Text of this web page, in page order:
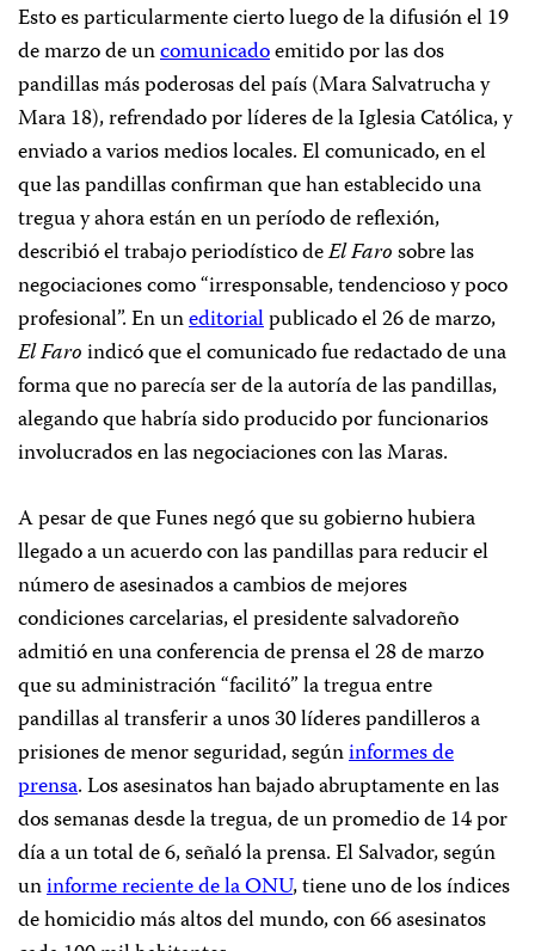
Esto es particularmente cierto luego de la difusión el 19
de marzo de uncomunicadoemitido por las dos
pandillas más poderosas del país (Mara Salvatrucha y
Mara 18), refrendado por líderes de la Iglesia Católica, y
enviado a varios medios locales. El comunicado, en el
que las pandillas confirman que han establecido una
tregua y ahora están en un período de reflexión,
describió el trabajo periodístico deEl Farosobre las
negociaciones como “irresponsable, tendencioso y poco
profesional”. En uneditorialpublicado el 26 de marzo,
El Faroindicó que el comunicado fue redactado de una
forma que no parecía ser de la autoría de las pandillas,
alegando que habría sido producido por funcionarios
involucrados en las negociaciones con las Maras.
A pesar de que Funes negó que su gobierno hubiera
llegado a un acuerdo con las pandillas para reducir el
número de asesinados a cambios de mejores
condiciones carcelarias, el presidente salvadoreño
admitió en una conferencia de prensa el 28 de marzo
que su administración “facilitó” la tregua entre
pandillas al transferir a unos 30 líderes pandilleros a
prisiones de menor seguridad, segúninformes de
prensa. Los asesinatos han bajado abruptamente en las
dos semanas desde la tregua, de un promedio de 14 por
día a un total de 6, señaló la prensa. El Salvador, según
uninforme reciente de la ONU, tiene uno de los índices
de homicidio más altos del mundo, con 66 asesinatos